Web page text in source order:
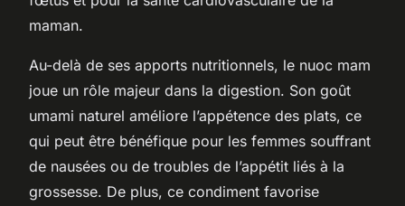
maman.
Au-delà de ses apports nutritionnels, le nuoc mam
joue un rôle majeur dans la digestion. Son goût
umami naturel améliore l’appétence des plats, ce
qui peut être bénéfique pour les femmes souffrant
de nausées ou de troubles de l’appétit liés à la
grossesse. De plus, ce condiment favorise